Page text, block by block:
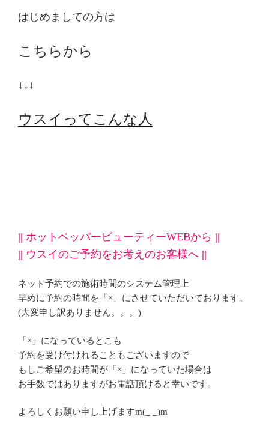
はじめましての方は
こちらから
↓↓↓
ウスイってこんな人
|| ホットペッパービューティーWEBから ||
|| ウスイのご予約をお考えのお客様へ ||
ネット予約での施術時間のシステム管理上
早めに予約の時間を「×」にさせていただいております。
(大変申し訳ありません。。。)
「×」になっているとこも
予約を受け付けれることもございますので
もしご希望のお時間が「×」になっていた場合は
お手数ではありますがお電話頂けると幸いです。
よろしくお願い申し上げますm(_ _)m